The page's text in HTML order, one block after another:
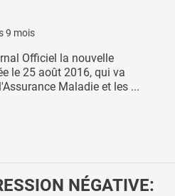
9 mois
Officiel la nouvelle
le 25 août 2016, qui va
Maladie et les ...
NÉGATIVE: